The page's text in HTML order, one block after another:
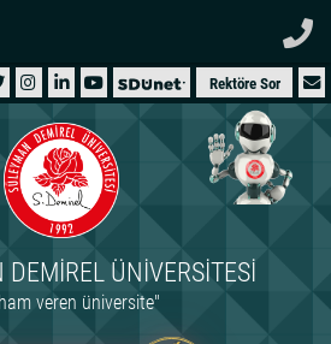
Rektöre Sor
DEMIREL ÜNIVERSITESI
veren üniversite"